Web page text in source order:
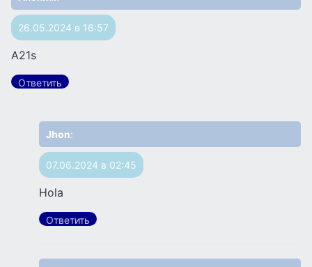
26.05.2024 в 16:57
A21s
Ответить
Jhon:
07.06.2024 в 02:45
Hola
Ответить